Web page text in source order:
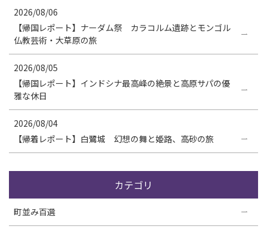
2026/08/06
【帰国レポート】ナーダム祭 カラコルム遺跡とモンゴル
仏教芸術・大草原の旅
2026/08/05
【帰国レポート】インドシナ最高峰の絶景と高原サパの優
雅な休日
2026/08/04
【帰着レポート】白鷺城 幻想の舞と姫路、高砂の旅
カテゴリ
町並み百選